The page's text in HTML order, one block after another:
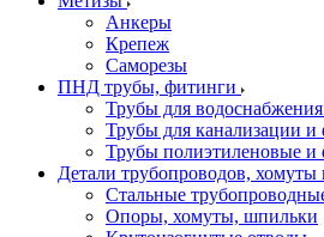
Анкеры
Крепеж
Саморезы
ПНД трубы, фитинги
Трубы для
Трубы для канализации и
Трубы полиэтиленовые и
Детали трубопроводов, хомуты
Стальные
Опоры, хомуты, шпильки